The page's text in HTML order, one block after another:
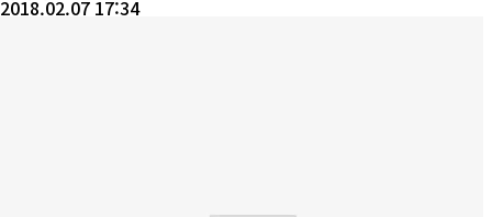
2018.02.07 17:34